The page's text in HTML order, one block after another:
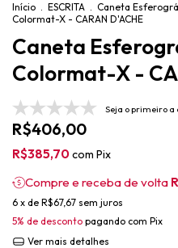
Início . ESCRITA . Caneta
Colormat-X - CARAN D'ACHE
Caneta
Colormat-X -
Seja o primeiro
R$406,00
R$385,70com Pix
Compre e receba de volta
6 x de R$67,67 sem juros
5% de desconto pagando com Pix
Ver mais detalhes